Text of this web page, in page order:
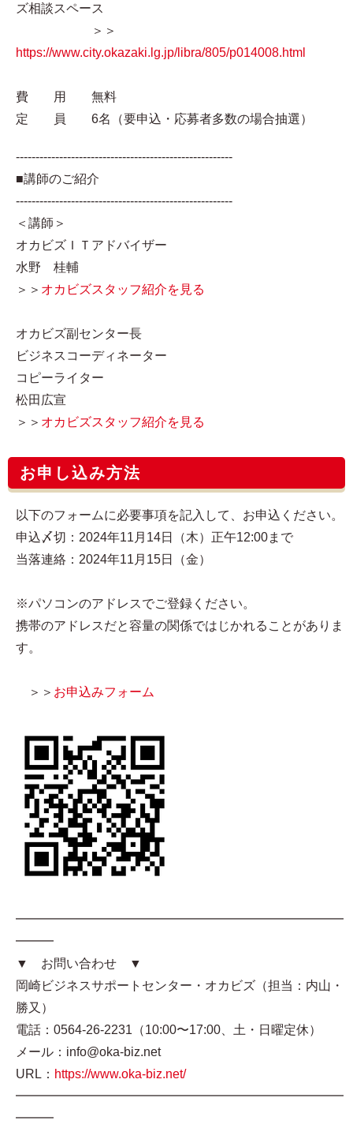
ズ相談スペース
＞＞
https://www.city.okazaki.lg.jp/libra/805/p014008.html
費 用 無料
定 員 6名（要申込・応募者多数の場合抽選）
-------------------------------------------------------
■講師のご紹介
-------------------------------------------------------
＜講師＞
オカビズＩＴアドバイザー
水野 桂輔
＞＞ オカビズスタッフ紹介を見る
オカビズ副センター長
ビジネスコーディネーター
コピーライター
松田広宣
＞＞ オカビズスタッフ紹介を見る
お申し込み方法
以下のフォームに必要事項を記入して、お申込ください。
申込〆切：2024年11月14日（木）正午12:00まで
当落連絡：2024年11月15日（金）
※パソコンのアドレスでご登録ください。
携帯のアドレスだと容量の関係ではじかれることがありま
す。
＞＞ お申込みフォーム
━━━━━━━━━━━━━━━━━━━━━━━━━━
━━━
▼ お問い合わせ ▼
岡崎ビジネスサポートセンター・オカビズ（担当：内山・
勝又）
電話：0564-26-2231（10:00〜17:00、土・日曜定休）
メール：info@oka-biz.net
URL： https://www.oka-biz.net/
━━━━━━━━━━━━━━━━━━━━━━━━━━
━━━